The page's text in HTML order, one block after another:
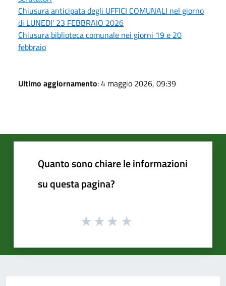
Chiusura anticipata degli UFFICI COMUNALI nel giorno
di LUNEDI' 23 FEBBRAIO 2026
Chiusura biblioteca comunale nei giorni 19 e 20
febbraio
Ultimo aggiornamento: 4 maggio 2026, 09:39
Quanto sono chiare le informazioni
su questa pagina?